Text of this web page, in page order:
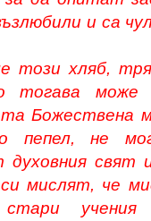
и са
хляб,
тогава
Божествена
пепел, не
духовния свят
мислят, че